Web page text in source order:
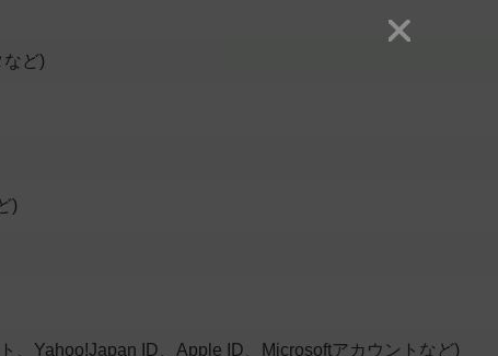
など)
)
、Yahoo!Japan ID、Apple ID、Microsoftアカウントなど)